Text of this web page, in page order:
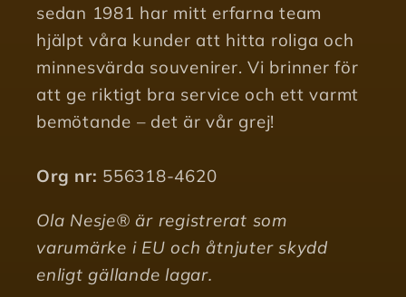
sedan 1981 har mitt erfarna team
hjälpt våra kunder att hitta roliga och
minnesvärda souvenirer. Vi brinner för
att ge riktigt bra service och ett varmt
bemötande – det är vår grej!
Org nr: 556318-4620
Ola Nesje® är registrerat som
varumärke i EU och åtnjuter skydd
enligt gällande lagar.